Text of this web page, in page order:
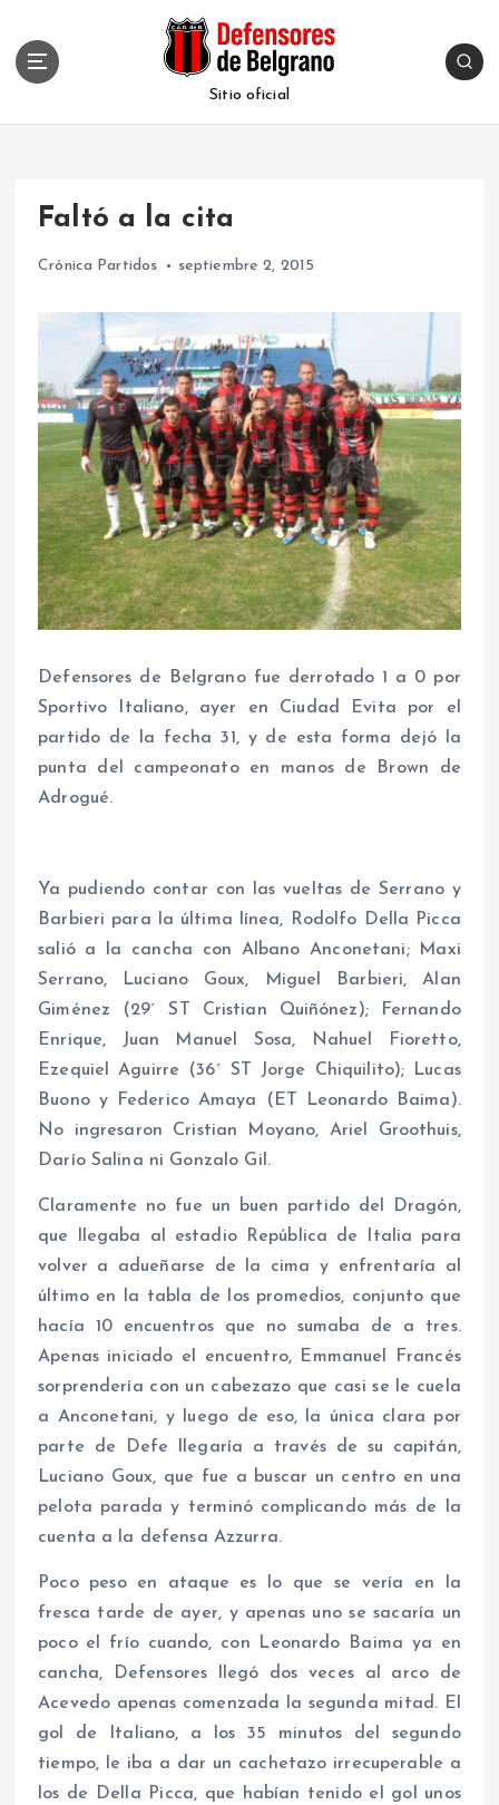
Sitio oficial
Faltó a la cita
Crónica Partidos septiembre 2, 2015
Defensores de Belgrano fue derrotado 1 a 0 por
Sportivo Italiano, ayer en Ciudad Evita por el
partido de la fecha 31, y de esta forma dejó la
punta del campeonato en manos de Brown de
Adrogué.
Ya pudiendo contar con las vueltas de Serrano y
Barbieri para la última línea, Rodolfo Della Picca
salió a la cancha con Albano Anconetani; Maxi
Serrano, Luciano Goux, Miguel Barbieri, Alan
Giménez (29´ ST Cristian Quiñónez); Fernando
Enrique, Juan Manuel Sosa, Nahuel Fioretto,
Ezequiel Aguirre (36´ ST Jorge Chiquilito); Lucas
Buono y Federico Amaya (ET Leonardo Baima).
No ingresaron Cristian Moyano, Ariel Groothuis,
Darío Salina ni Gonzalo Gil.
Claramente no fue un buen partido del Dragón,
que llegaba al estadio República de Italia para
volver a adueñarse de la cima y enfrentaría al
último en la tabla de los promedios, conjunto que
hacía 10 encuentros que no sumaba de a tres.
Apenas iniciado el encuentro, Emmanuel Francés
sorprendería con un cabezazo que casi se le cuela
a Anconetani, y luego de eso, la única clara por
parte de Defe llegaría a través de su capitán,
Luciano Goux, que fue a buscar un centro en una
pelota parada y terminó complicando más de la
cuenta a la defensa Azzurra.
Poco peso en ataque es lo que se vería en la
fresca tarde de ayer, y apenas uno se sacaría un
poco el frío cuando, con Leonardo Baima ya en
cancha, Defensores llegó dos veces al arco de
Acevedo apenas comenzada la segunda mitad. El
gol de Italiano, a los 35 minutos del segundo
tiempo, le iba a dar un cachetazo irrecuperable a
los de Della Picca, que habían tenido el gol unos